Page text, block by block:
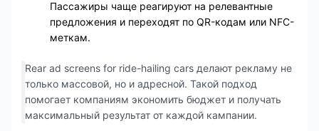
Пассажиры чаще реагируют на релевантные
предложения и переходят по QR-кодам или NFC-
меткам.
Rear ad screens for ride-hailing cars делают рекламу не
только массовой, но и адресной. Такой подход
помогает компаниям экономить бюджет и получать
максимальный результат от каждой кампании.